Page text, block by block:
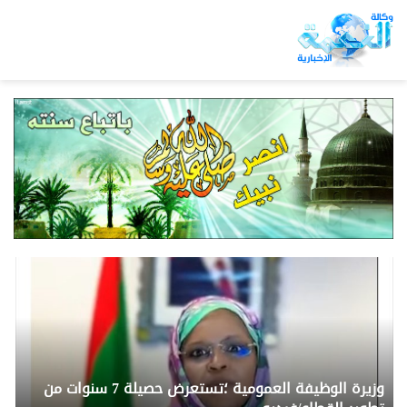
وزيرة الوظيفة العمومية ؛تستعرض حصيلة 7 سنوات من